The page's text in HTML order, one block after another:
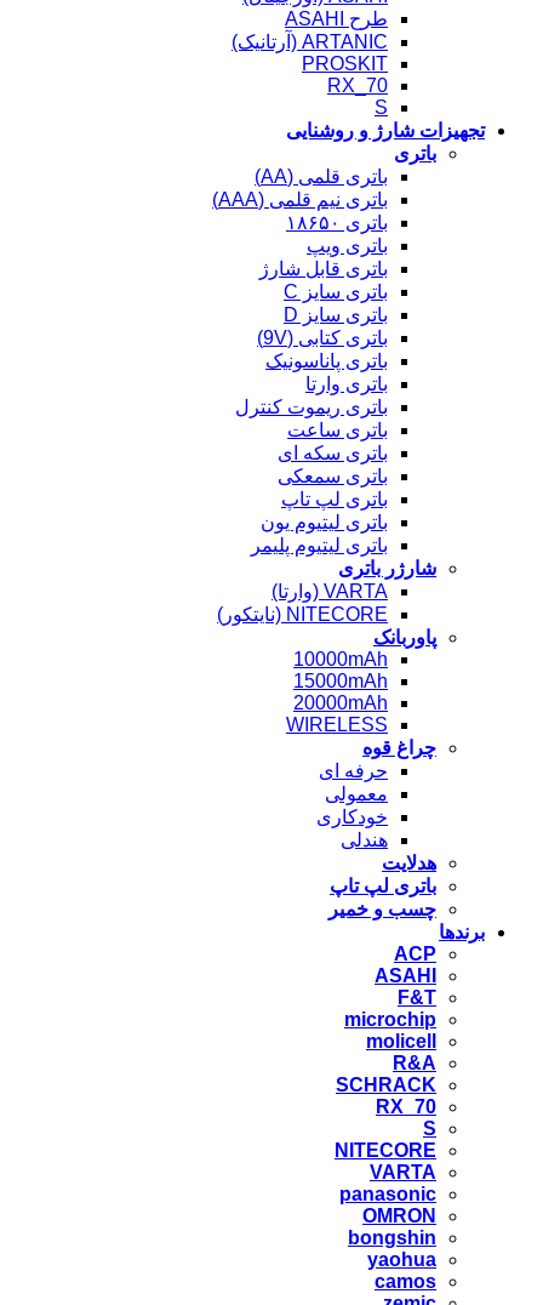
طرح ASAHI
ARTANIC (آرتانیک)
PROSKIT
RX_70
S
تجهیزات شارژ و روشنایی
باتری
باتری قلمی (AA)
باتری نیم قلمی (AAA)
باتری ۱۸۶۵۰
باتری ویپ
باتری قابل شارژ
باتری سایز C
باتری سایز D
باتری کتابی (9V)
باتری پاناسونیک
باتری وارتا
باتری ریموت کنترل
باتری ساعت
باتری سکه ای
باتری سمعکی
باتری لپ تاپ
باتری لیتیوم یون
باتری لیتیوم پلیمر
شارژر باتری
VARTA (وارتا)
NITECORE (نایتکور)
پاوربانک
10000mAh
15000mAh
20000mAh
WIRELESS
چراغ قوه
حرفه ای
معمولی
خودکاری
هندلی
هدلایت
باتری لپ تاپ
چسب و خمیر
برندها
ACP
ASAHI
F&T
microchip
molicell
R&A
SCHRACK
RX_70
S
NITECORE
VARTA
panasonic
OMRON
bongshin
yaohua
camos